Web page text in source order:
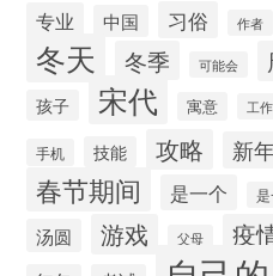
专业 中国 习俗 作者
冬天 冬季 可能会
孩子
宋代 寓意 工作
手机 技能 攻略 新
春节期间 是一个
汤圆 游戏 父母 疫